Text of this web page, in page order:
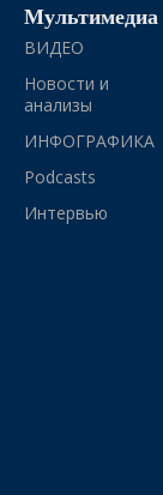
Мультимедиа
ВИДЕО
Новости и
анализы
ИНФОГРАФИКА
Podcasts
Интервью